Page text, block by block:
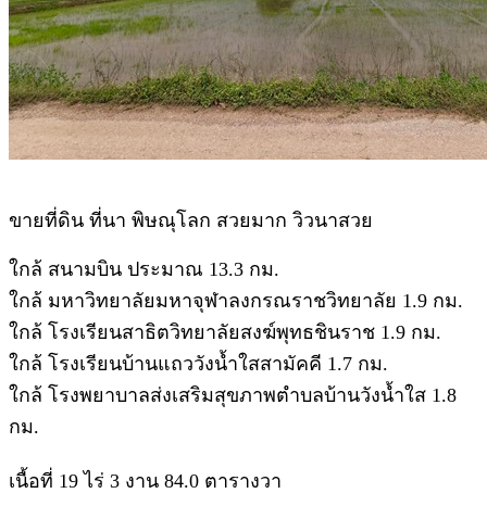
ขายที่ดิน ที่นา พิษณุโลก สวยมาก วิวนาสวย
ใกล้ สนามบิน ประมาณ 13.3 กม.
ใกล้ มหาวิทยาลัยมหาจุฬาลงกรณราชวิทยาลัย 1.9 กม.
ใกล้ โรงเรียนสาธิตวิทยาลัยสงฆ์พุทธชินราช 1.9 กม.
ใกล้ โรงเรียนบ้านแถววังน้ำใสสามัคคี 1.7 กม.
ใกล้ โรงพยาบาลส่งเสริมสุขภาพตำบลบ้านวังน้ำใส 1.8
กม.
เนื้อที่ 19 ไร่ 3 งาน 84.0 ตารางวา